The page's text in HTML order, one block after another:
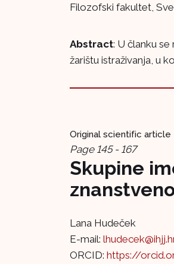
Filozofski fakultet,
Abstract: U članku
žarištu istraživanja, u
Original scientific article
Page 145 - 167
Skupine
Lana Hudeček
E-mail:
ORCID: https://